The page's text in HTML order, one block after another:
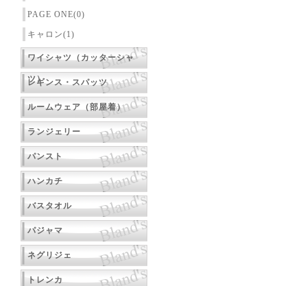
PAGE ONE(0)
キャロン(1)
ワイシャツ（カッターシャ
ツ）
レギンス・スパッツ
ルームウェア（部屋着）
ランジェリー
パンスト
ハンカチ
バスタオル
パジャマ
ネグリジェ
トレンカ